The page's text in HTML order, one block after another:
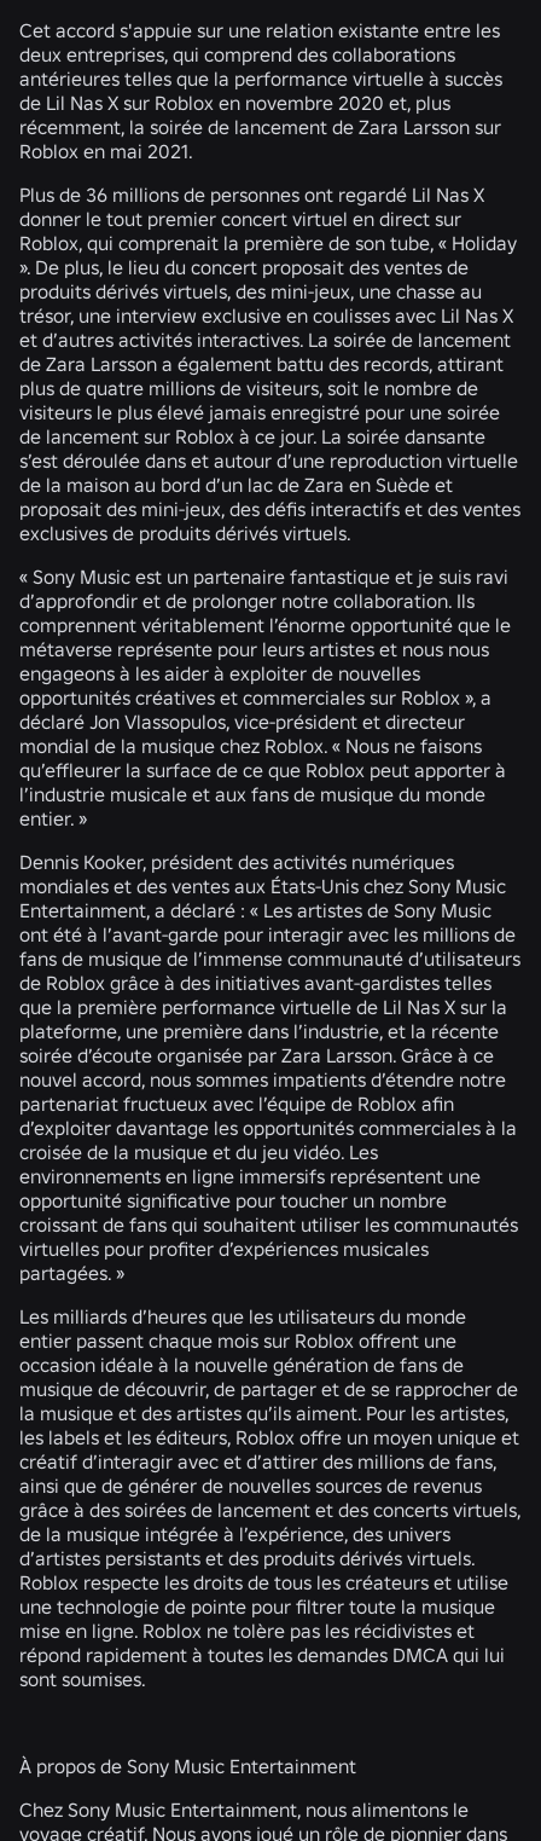
Cet accord s'appuie sur une relation existante entre les
deux entreprises, qui comprend des collaborations
antérieures telles que la performance virtuelle à succès
de Lil Nas X sur Roblox en novembre 2020 et, plus
récemment, la soirée de lancement de Zara Larsson sur
Roblox en mai 2021.
Plus de 36 millions de personnes ont regardé Lil Nas X
donner le tout premier concert virtuel en direct sur
Roblox, qui comprenait la première de son tube, « Holiday
». De plus, le lieu du concert proposait des ventes de
produits dérivés virtuels, des mini-jeux, une chasse au
trésor, une interview exclusive en coulisses avec Lil Nas X
et d’autres activités interactives. La soirée de lancement
de Zara Larsson a également battu des records, attirant
plus de quatre millions de visiteurs, soit le nombre de
visiteurs le plus élevé jamais enregistré pour une soirée
de lancement sur Roblox à ce jour. La soirée dansante
s’est déroulée dans et autour d’une reproduction virtuelle
de la maison au bord d’un lac de Zara en Suède et
proposait des mini-jeux, des défis interactifs et des ventes
exclusives de produits dérivés virtuels.
« Sony Music est un partenaire fantastique et je suis ravi
d’approfondir et de prolonger notre collaboration. Ils
comprennent véritablement l’énorme opportunité que le
métaverse représente pour leurs artistes et nous nous
engageons à les aider à exploiter de nouvelles
opportunités créatives et commerciales sur Roblox », a
déclaré Jon Vlassopulos, vice-président et directeur
mondial de la musique chez Roblox. « Nous ne faisons
qu’effleurer la surface de ce que Roblox peut apporter à
l’industrie musicale et aux fans de musique du monde
entier. »
Dennis Kooker, président des activités numériques
mondiales et des ventes aux États-Unis chez Sony Music
Entertainment, a déclaré : « Les artistes de Sony Music
ont été à l’avant-garde pour interagir avec les millions de
fans de musique de l’immense communauté d’utilisateurs
de Roblox grâce à des initiatives avant-gardistes telles
que la première performance virtuelle de Lil Nas X sur la
plateforme, une première dans l’industrie, et la récente
soirée d’écoute organisée par Zara Larsson. Grâce à ce
nouvel accord, nous sommes impatients d’étendre notre
partenariat fructueux avec l’équipe de Roblox afin
d’exploiter davantage les opportunités commerciales à la
croisée de la musique et du jeu vidéo. Les
environnements en ligne immersifs représentent une
opportunité significative pour toucher un nombre
croissant de fans qui souhaitent utiliser les communautés
virtuelles pour profiter d’expériences musicales
partagées. »
Les milliards d’heures que les utilisateurs du monde
entier passent chaque mois sur Roblox offrent une
occasion idéale à la nouvelle génération de fans de
musique de découvrir, de partager et de se rapprocher de
la musique et des artistes qu’ils aiment. Pour les artistes,
les labels et les éditeurs, Roblox offre un moyen unique et
créatif d’interagir avec et d’attirer des millions de fans,
ainsi que de générer de nouvelles sources de revenus
grâce à des soirées de lancement et des concerts virtuels,
de la musique intégrée à l’expérience, des univers
d’artistes persistants et des produits dérivés virtuels.
Roblox respecte les droits de tous les créateurs et utilise
une technologie de pointe pour filtrer toute la musique
mise en ligne. Roblox ne tolère pas les récidivistes et
répond rapidement à toutes les demandes DMCA qui lui
sont soumises.
À propos de Sony Music Entertainment
Chez Sony Music Entertainment, nous alimentons le
voyage créatif. Nous avons joué un rôle de pionnier dans